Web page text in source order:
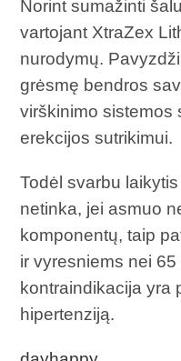
Norint sumažinti
vartojant XtraZex
nurodymų.
grėsmę bendros
virškinimo sistemos
erekcijos sutrikimui.
Todėl svarbu
netinka, jei asmuo
komponentų, taip
ir vyresniems nei
kontraindikacija yra
hipertenziją.